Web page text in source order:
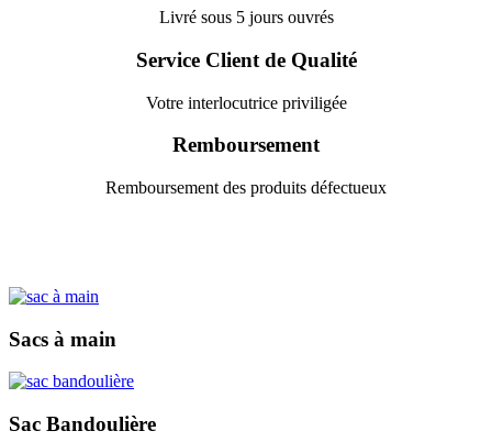
Livré sous 5 jours ouvrés
Service Client de Qualité
Votre interlocutrice priviligée
Remboursement
Remboursement des produits défectueux
Sacs à main
Sac Bandoulière